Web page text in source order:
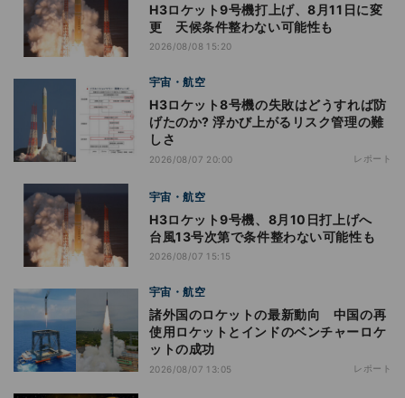
H3ロケット9号機打上げ、8月11日に変
更 天候条件整わない可能性も
2026/08/08 15:20
宇宙・航空
H3ロケット8号機の失敗はどうすれば防
げたのか? 浮かび上がるリスク管理の難
しさ
2026/08/07 20:00 レポート
宇宙・航空
H3ロケット9号機、8月10日打上げへ
台風13号次第で条件整わない可能性も
2026/08/07 15:15
宇宙・航空
諸外国のロケットの最新動向 中国の再
使用ロケットとインドのベンチャーロケ
ットの成功
2026/08/07 13:05 レポート